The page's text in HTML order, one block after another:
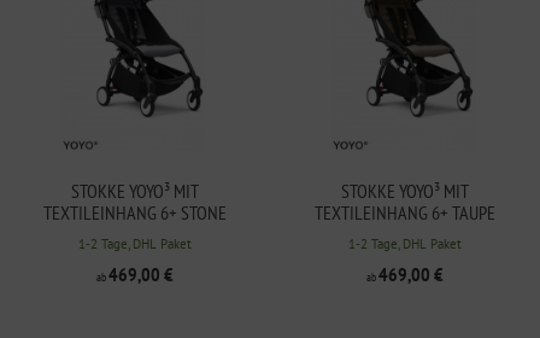
STOKKE YOYO³ MIT
TEXTILEINHANG 6+ STONE
1-2 Tage, DHL Paket
ab469,00 €
STOKKE YOYO³ MIT
TEXTILEINHANG 6+ TAUPE
1-2 Tage, DHL Paket
ab469,00 €